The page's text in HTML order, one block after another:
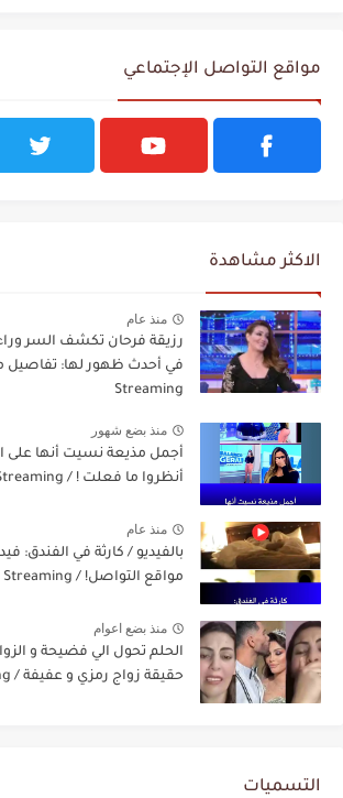
مواقع التواصل الإجتماعي
الاكثر مشاهدة
منذ عام
رزيقة فرحان تكشف السر وراء
Streaming
منذ بضع شهور
أجمل مذيعة نسيت أنها على
أنظروا ما فعلت ! / Video Streaming
منذ عام
بالفيديو / كارثة في الفندق:
مواقع التواصل! / Video Streaming
منذ بضع اعوام
الحلم تحول الي فضيحة و
حقيقة زواج رمزي و عفيفة / Video Streaming
التسميات